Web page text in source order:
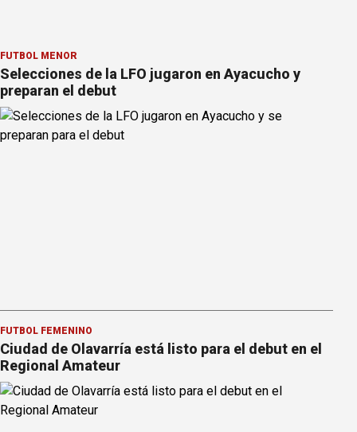
FÚTBOL MENOR
Selecciones de la LFO jugaron en Ayacucho y
preparan el debut
FÚTBOL FEMENINO
Ciudad de Olavarría está listo para el debut en el
Regional Amateur